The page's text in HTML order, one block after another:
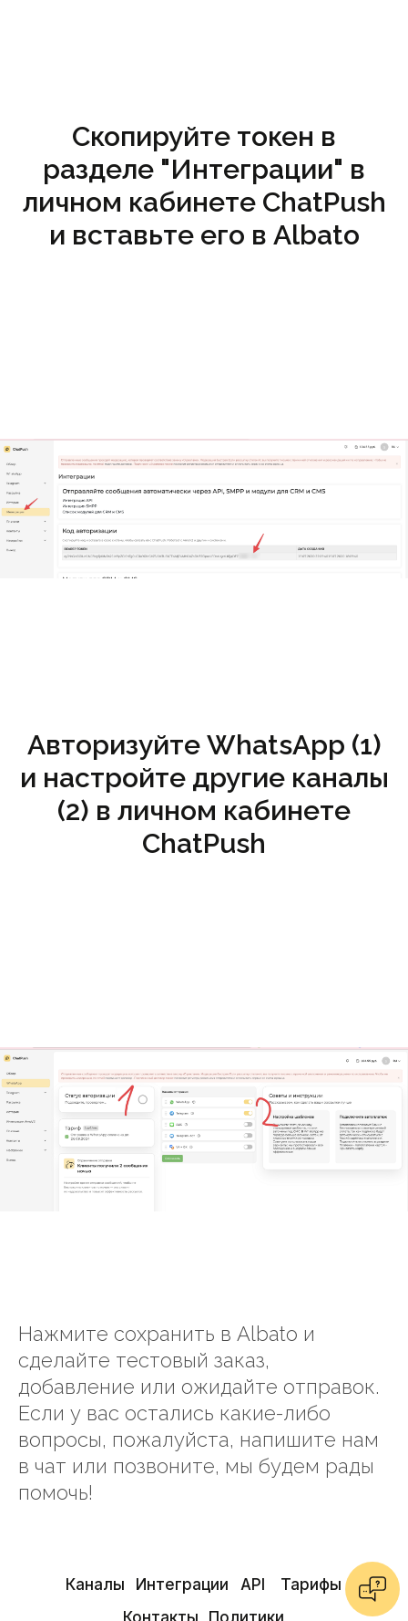
Скопируйте токен в
разделе "Интеграции" в
личном кабинете ChatPush
и вставьте его в Albato
Авторизуйте WhatsApp (1)
и настройте другие каналы
(2) в личном кабинете
ChatPush
Нажмите сохранить в Albato и
сделайте тестовый заказ,
добавление или ожидайте отправок.
Если у вас остались какие-либо
вопросы, пожалуйста, напишите нам
в чат или позвоните, мы будем рады
помочь!
Каналы API Тарифы
Интеграции